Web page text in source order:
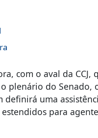
com o aval da CCJ,
plenário do Senado,
definirá uma
para